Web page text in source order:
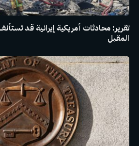
تقرير: محادثات أمريكية إيرانية قد
المقبل